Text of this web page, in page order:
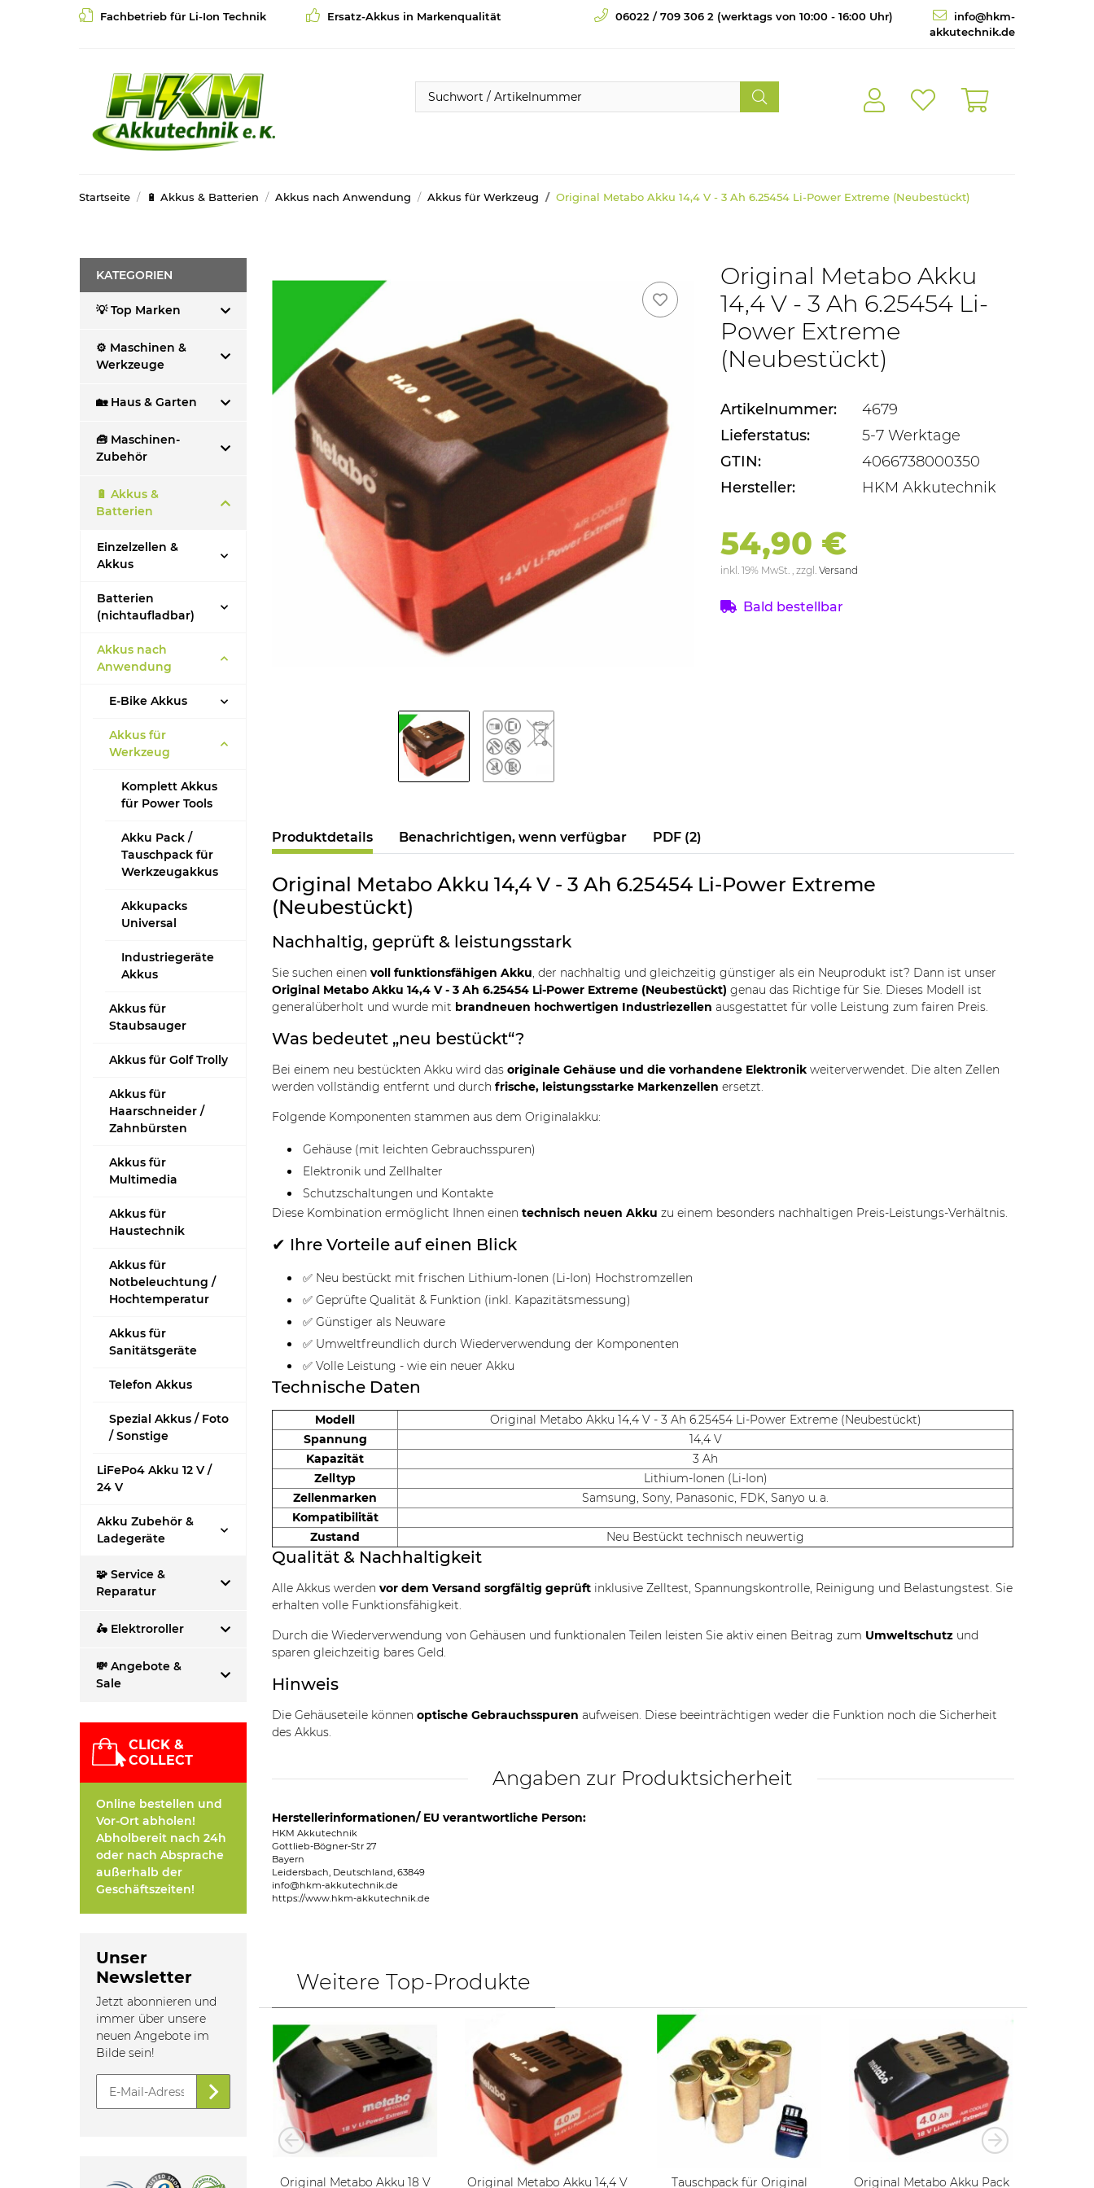
Fachbetrieb für Li-Ion Technik Ersatz-Akkus in Markenqualität 06022 / 709 306 2 (werktags von 10:00 - 16:00 Uhr)
info@hkm-
akkutechnik.de
Startseite 🔋 Akkus & Batterien Akkus nach Anwendung Akkus für Werkzeug Original Metabo Akku 14,4 V - 3 Ah 6.25454 Li-Power Extreme (Neubestückt)
Original Metabo Akku
14,4 V - 3 Ah 6.25454 Li-
Power Extreme
(Neubestückt)
Artikelnummer:
4679
Lieferstatus:
5-7 Werktage
GTIN:
4066738000350
Hersteller:
HKM Akkutechnik
54,90 €
inkl. 19% MwSt. , zzgl. Versand
Bald bestellbar
Produktdetails Benachrichtigen, wenn verfügbar PDF (2)
Original Metabo Akku 14,4 V - 3 Ah 6.25454 Li-Power Extreme
(Neubestückt)
Nachhaltig, geprüft & leistungsstark
Sie suchen einenvoll funktionsfähigen Akku, der nachhaltig und gleichzeitig günstiger als ein Neuprodukt ist? Dann ist unser
Original Metabo Akku 14,4 V - 3 Ah 6.25454 Li-Power Extreme (Neubestückt) genau das Richtige für Sie. Dieses Modell ist
generalüberholt und wurde mit brandneuen hochwertigen Industriezellen ausgestattet für volle Leistung zum fairen Preis.
Was bedeutet „neu bestückt“?
Bei einem neu bestückten Akku wird dasoriginale Gehäuse und die vorhandene Elektronik weiterverwendet. Die alten Zellen
werden vollständig entfernt und durchfrische, leistungsstarke Markenzellen ersetzt.
Folgende Komponenten stammen aus dem Originalakku:
Gehäuse (mit leichten Gebrauchsspuren)
Elektronik und Zellhalter
Schutzschaltungen und Kontakte
Diese Kombination ermöglicht Ihnen einentechnisch neuen Akku zu einem besonders nachhaltigen Preis-Leistungs-Verhältnis.
✔ Ihre Vorteile auf einen Blick
✅ Neu bestückt mit frischen Lithium-Ionen (Li-Ion) Hochstromzellen
✅ Geprüfte Qualität & Funktion (inkl. Kapazitätsmessung)
✅ Günstiger als Neuware
✅ Umweltfreundlich durch Wiederverwendung der Komponenten
✅ Volle Leistung - wie ein neuer Akku
Technische Daten
Modell
Original Metabo Akku 14,4 V - 3 Ah 6.25454 Li-Power Extreme (Neubestückt)
Spannung
14,4 V
Kapazität
3 Ah
Zelltyp
Lithium-Ionen (Li-Ion)
Zellenmarken
Samsung, Sony, Panasonic, FDK, Sanyo u. a.
Kompatibilität
Zustand
Neu Bestückt technisch neuwertig
Qualität & Nachhaltigkeit
Alle Akkus werdenvor dem Versand sorgfältig geprüft inklusive Zelltest, Spannungskontrolle, Reinigung und Belastungstest. Sie
erhalten volle Funktionsfähigkeit.
Durch die Wiederverwendung von Gehäusen und funktionalen Teilen leisten Sie aktiv einen Beitrag zum Umweltschutz und
sparen gleichzeitig bares Geld.
Hinweis
Die Gehäuseteile könnenoptische Gebrauchsspuren aufweisen. Diese beeinträchtigen weder die Funktion noch die Sicherheit
des Akkus.
Angaben zur Produktsicherheit
Herstellerinformationen/ EU verantwortliche Person:
HKM Akkutechnik
Gottlieb-Bögner-Str 27
Bayern
Leidersbach, Deutschland, 63849
info@hkm-akkutechnik.de
https://www.hkm-akkutechnik.de
Weitere Top-Produkte
Tauschpack für Original
Original Metabo Akku 18 V
Original Metabo Akku 14,4 V
Tauschpack für Original
Original Metabo Akku Pack
KATEGORIEN
💡 Top Marken
⚙️ Maschinen &
Werkzeuge
🏡 Haus & Garten
🧰 Maschinen-
Zubehör
🔋 Akkus &
Batterien
Einzelzellen &
Akkus
Batterien
(nichtaufladbar)
Akkus nach
Anwendung
E-Bike Akkus
Akkus für
Werkzeug
Komplett Akkus
für Power Tools
Akku Pack /
Tauschpack für
Werkzeugakkus
Akkupacks
Universal
Industriegeräte
Akkus
Akkus für
Staubsauger
Akkus für Golf Trolly
Akkus für
Haarschneider /
Zahnbürsten
Akkus für
Multimedia
Akkus für
Haustechnik
Akkus für
Notbeleuchtung /
Hochtemperatur
Akkus für
Sanitätsgeräte
Telefon Akkus
Spezial Akkus / Foto
/ Sonstige
LiFePo4 Akku 12 V /
24 V
Akku Zubehör &
Ladegeräte
🧩 Service &
Reparatur
🛵 Elektroroller
💸 Angebote &
Sale
CLICK &
COLLECT
Online bestellen und
Vor-Ort abholen!
Abholbereit nach 24h
oder nach Absprache
außerhalb der
Geschäftszeiten!
Unser
Newsletter
Jetzt abonnieren und
immer über unsere
neuen Angebote im
Bilde sein!